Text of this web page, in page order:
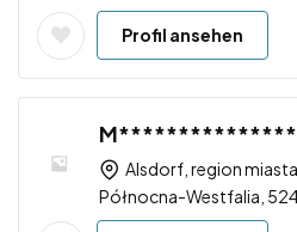
Profil ansehen
Alsdorf, region
Północna-Westfalia,